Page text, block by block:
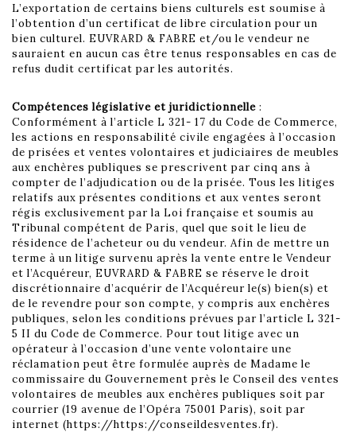
L’exportation de certains biens culturels est soumise à
l’obtention d’un certificat de libre circulation pour un
bien culturel. EUVRARD & FABRE et/ou le vendeur ne
sauraient en aucun cas être tenus responsables en cas de
refus dudit certificat par les autorités.
Compétences législative et juridictionnelle :
Conformément à l’article L 321- 17 du Code de Commerce,
les actions en responsabilité civile engagées à l’occasion
de prisées et ventes volontaires et judiciaires de meubles
aux enchères publiques se prescrivent par cinq ans à
compter de l’adjudication ou de la prisée. Tous les litiges
relatifs aux présentes conditions et aux ventes seront
régis exclusivement par la Loi française et soumis au
Tribunal compétent de Paris, quel que soit le lieu de
résidence de l’acheteur ou du vendeur. Afin de mettre un
terme à un litige survenu après la vente entre le Vendeur
et l’Acquéreur, EUVRARD & FABRE se réserve le droit
discrétionnaire d’acquérir de l’Acquéreur le(s) bien(s) et
de le revendre pour son compte, y compris aux enchères
publiques, selon les conditions prévues par l’article L 321-
5 II du Code de Commerce. Pour tout litige avec un
opérateur à l’occasion d’une vente volontaire une
réclamation peut être formulée auprès de Madame le
commissaire du Gouvernement près le Conseil des ventes
volontaires de meubles aux enchères publiques soit par
courrier (19 avenue de l’Opéra 75001 Paris), soit par
internet (https://https://conseildesventes.fr).